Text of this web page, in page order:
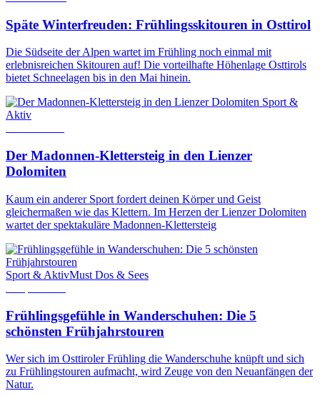
Späte Winterfreuden: Frühlingsskitouren in Osttirol
Die Südseite der Alpen wartet im Frühling noch einmal mit
erlebnisreichen Skitouren auf! Die vorteilhafte Höhenlage Osttirols
bietet Schneelagen bis in den Mai hinein.
Sport &
Aktiv
Der Madonnen-Klettersteig in den Lienzer
Dolomiten
Kaum ein anderer Sport fordert deinen Körper und Geist
gleichermaßen wie das Klettern. Im Herzen der Lienzer Dolomiten
wartet der spektakuläre Madonnen-Klettersteig
Sport & AktivMust Dos & Sees
Frühlingsgefühle in Wanderschuhen: Die 5
schönsten Frühjahrstouren
Wer sich im Osttiroler Frühling die Wanderschuhe knüpft und sich
zu Frühlingstouren aufmacht, wird Zeuge von den Neuanfängen der
Natur.